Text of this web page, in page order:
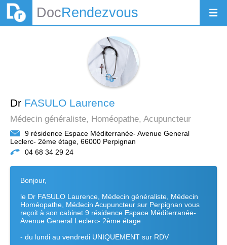
DocRendezvous
Dr FASULO Laurence
Médecin généraliste, Homéopathe, Acupuncteur
9 résidence Espace Méditerranée- Avenue General
Leclerc- 2ème étage, 66000 Perpignan
04 68 34 29 24
Bonjour,
le Dr FASULO Laurence, Médecin généraliste, Médecin
Homéopathe, Médecin Acupuncteur sur Perpignan vous
reçoit à son cabinet 9 résidence Espace Méditerranée-
Avenue General Leclerc- 2ème étage
- du lundi au vendredi UNIQUEMENT sur RDV